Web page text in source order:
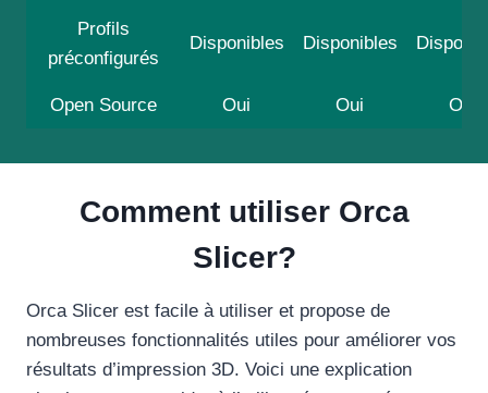
Profils
préconfigurés
Disponibles Disponibles
Open Source Oui Oui Oui
Comment utiliser Orca
Slicer?
Orca Slicer est facile à utiliser et propose de
nombreuses fonctionnalités utiles pour améliorer vos
résultats d’impression 3D. Voici une explication